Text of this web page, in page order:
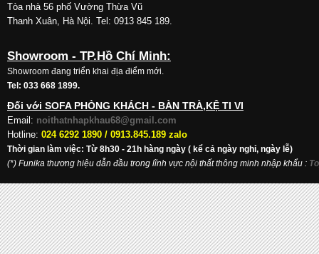
Tòa nhà 56 phố Vường Thừa Vũ
Thanh Xuân, Hà Nội. Tel: 0913 845 189.
Showroom - TP.Hồ Chí Minh:
Showroom đang triển khai địa điểm mới.
Tel: 033 668 1899.
Đối với SOFA PHÒNG KHÁCH - BÀN TRÀ,KỆ TI VI
Email: noithatnhapkhau68@gmail.com
Hotline: 024 6292 1890 / 0913.845.189 zalo
Thời gian làm việc: Từ 8h30 - 21h hàng ngày ( kể cả ngày nghỉ, ngày lễ)
(*) Funika thương hiệu dẫn đầu trong lĩnh vực nội thất thông minh nhập khẩu :